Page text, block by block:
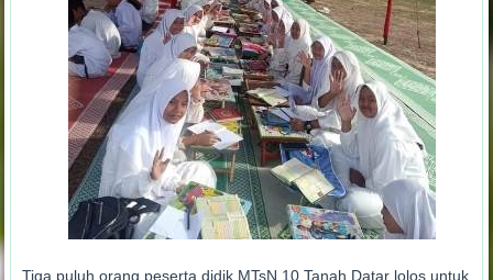
Tiga puluh orang peserta didik MTsN 10 Tanah Datar lolos untuk